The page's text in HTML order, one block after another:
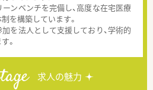
ンベンチを完備し、高度な在宅医療
を構築しています。
を法人として支援しており、学術的
。
求人の魅力